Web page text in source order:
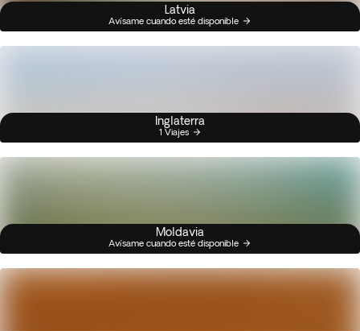
Latvia
Avísame cuando esté disponible
Inglaterra
1 Viajes
Moldavia
Avísame cuando esté disponible